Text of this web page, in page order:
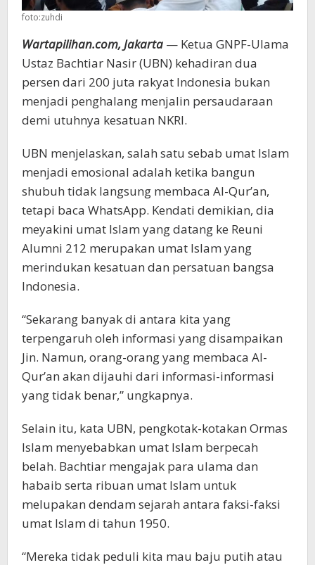
foto:zuhdi
Wartapilihan.com, Jakarta — Ketua GNPF-Ulama
Ustaz Bachtiar Nasir (UBN) kehadiran dua
persen dari 200 juta rakyat Indonesia bukan
menjadi penghalang menjalin persaudaraan
demi utuhnya kesatuan NKRI.
UBN menjelaskan, salah satu sebab umat Islam
menjadi emosional adalah ketika bangun
shubuh tidak langsung membaca Al-Qur’an,
tetapi baca WhatsApp. Kendati demikian, dia
meyakini umat Islam yang datang ke Reuni
Alumni 212 merupakan umat Islam yang
merindukan kesatuan dan persatuan bangsa
Indonesia.
“Sekarang banyak di antara kita yang
terpengaruh oleh informasi yang disampaikan
Jin. Namun, orang-orang yang membaca Al-
Qur’an akan dijauhi dari informasi-informasi
yang tidak benar,” ungkapnya.
Selain itu, kata UBN, pengkotak-kotakan Ormas
Islam menyebabkan umat Islam berpecah
belah. Bachtiar mengajak para ulama dan
habaib serta ribuan umat Islam untuk
melupakan dendam sejarah antara faksi-faksi
umat Islam di tahun 1950.
“Mereka tidak peduli kita mau baju putih atau